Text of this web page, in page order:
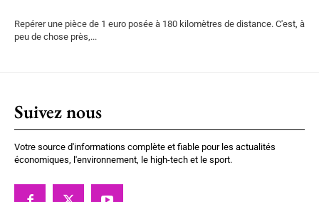
Repérer une pièce de 1 euro posée à 180 kilomètres de distance. C'est, à
peu de chose près,...
Suivez nous
Votre source d'informations complète et fiable pour les actualités
économiques, l'environnement, le high-tech et le sport.